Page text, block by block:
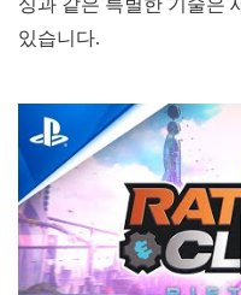
있습니다.